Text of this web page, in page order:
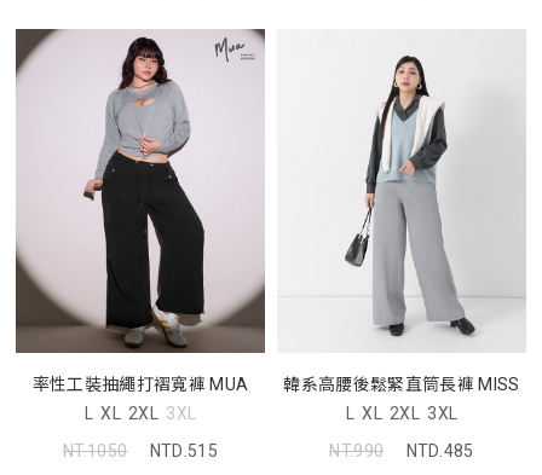
率性工裝抽繩打褶寬褲 MUA
L XL 2XL 3XL
NT.1050
NTD.515
韓系高腰後鬆緊直筒長褲 MISS
L XL 2XL 3XL
NT.990
NTD.485